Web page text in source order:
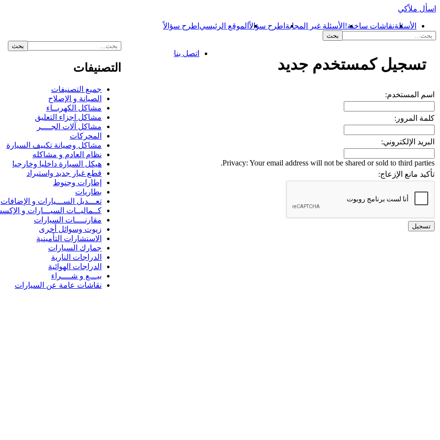
اسأل ملاًكي
الأسئلةنقاشات ساخنة! الأسئلة غير المجابة اطرح سؤالاًالموقع الرئيسي اطرح سؤالاً
تسجيل كمستخدم جديد
اسم المستخدم:
كلمة المرور:
البريد الإلكتروني:
Privacy: Your email address will not be shared or sold to third parties.
تأكيد مانع الإزعاج:
التصنيفات
جميع التصنيفات
الصيانة و الإصلاح
مشاكل الكهربــاء
مشاكل اجزاء التعليق
مشاكل آلات الجــــر
المحركات
مشاكل وصيانة تكييف السيارة
نظام العادم و مشاكله
هيكل السيارة داخليا وخارجيا
قطع غيار جديد واستيراد
إطارات وجنوط
بطاريات
تعـــديل الســـيارات و الإضافات
كــماليــات السيـــارات و
مقارنــــات السيارات
زيوت وسوائل أخرى
الاستشارات التأمينية
جمارك السيارات
الدراجات النارية
الدراجات الهوائية
بيـــع و شــــراء
نقاشات عامة عن السيارات
اتصل بنا